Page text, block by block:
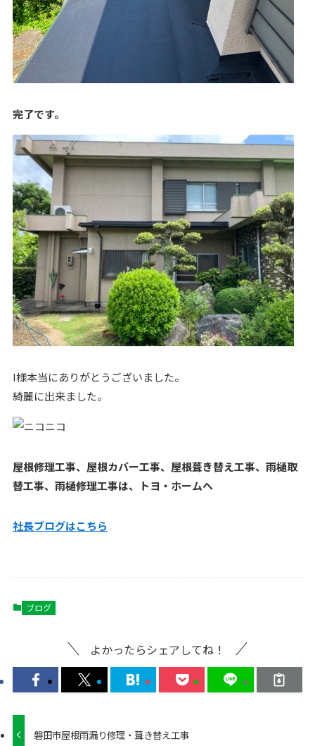
完了です。
I様本当にありがとうございました。
綺麗に出来ました。
屋根修理工事、屋根カバー工事、屋根葺き替え工事、雨樋取
替工事、雨樋修理工事は、トヨ・ホームへ
社長ブログはこちら
ブログ
よかったらシェアしてね！
磐田市屋根雨漏り修理・葺き替え工事